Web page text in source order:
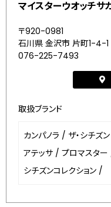
マイスターウオッチ
〒920-0981
石川県 金沢市 片町1-4-1
076-225-7493
取扱ブランド
カンパノラ / ザ・シチズン
アテッサ / プロマスター
シチズンコレクション /